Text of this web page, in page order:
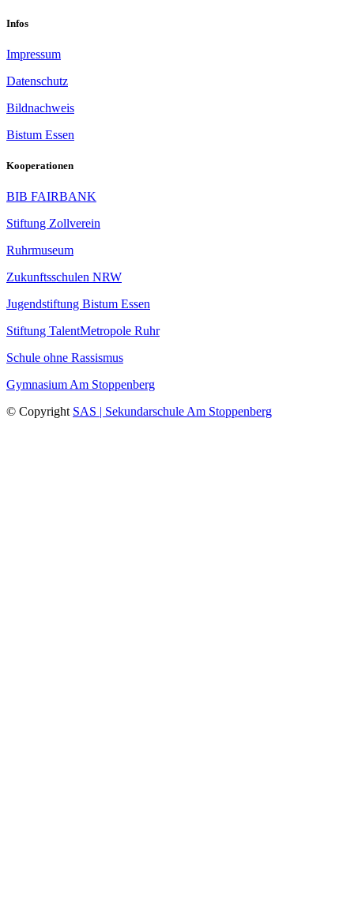
Infos
Impressum
Datenschutz
Bildnachweis
Bistum Essen
Kooperationen
BIB FAIRBANK
Stiftung Zollverein
Ruhrmuseum
Zukunftsschulen NRW
Jugendstiftung Bistum Essen
Stiftung TalentMetropole Ruhr
Schule ohne Rassismus
Gymnasium Am Stoppenberg
© Copyright SAS | Sekundarschule Am Stoppenberg